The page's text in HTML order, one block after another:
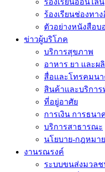
ร้องเรียนออนไลน์
ร้องเรียนช่องทา
ตัวอย่างหนังสือบ
ข่าวผู้บริโภค
บริการสุขภาพ
อาหาร ยา และ
สื่อและโทรคมน
สินค้าและบริการ
ที่อยู่อาศัย
การเงิน การธนา
บริการสาธารณะ
นโยบาย-กฎหมาย
งานรณรงค์
ระบบขนส่งมวล